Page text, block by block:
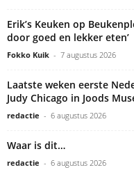
Erik’s Keuken op
door goed en lekker eten’
Fokko Kuik - 7 augustus 2026
Laatste weken eerste
Judy Chicago in Joods
redactie - 6 augustus 2026
Waar is dit…
redactie - 6 augustus 2026